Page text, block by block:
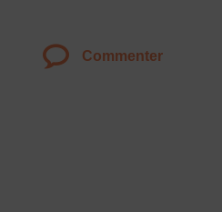
Commenter